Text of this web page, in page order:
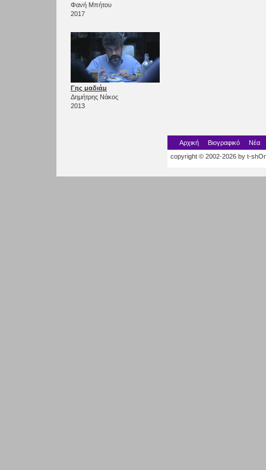
Φανή Μπήτου
2017
Γης μαδιάμ
Δημήτρης Νάκος
2013
Αρχική Βιογραφικό
Νέα
copyright © 2002-2026 by t-